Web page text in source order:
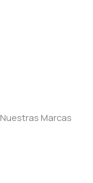
Nuestras Marcas